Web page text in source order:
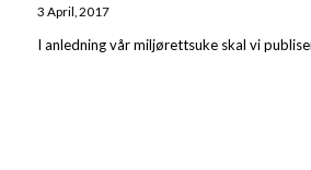
3 April, 2017
I anledning vår miljørettsuke skal vi